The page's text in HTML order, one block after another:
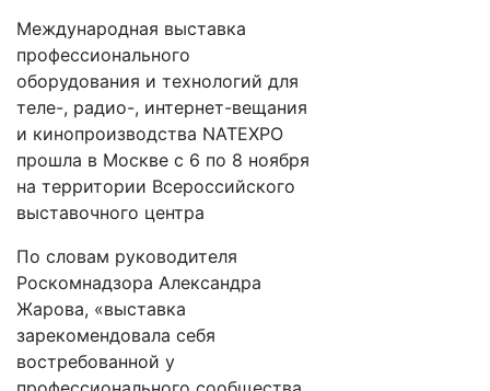
Международная выставка
профессионального
оборудования и технологий для
теле-, радио-, интернет-вещания
и кинопроизводства NATEXPO
прошла в Москве с 6 по 8 ноября
на территории Всероссийского
выставочного центра
По словам руководителя
Роскомнадзора Александра
Жарова, «выставка
зарекомендовала себя
востребованной у